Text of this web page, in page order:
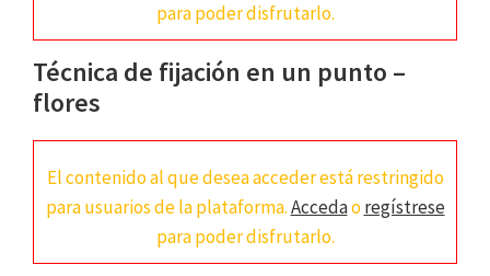
para poder disfrutarlo.
Técnica de fijación en un punto –
flores
El contenido al que desea acceder está restringido
para usuarios de la plataforma.Accedaoregístrese
para poder disfrutarlo.